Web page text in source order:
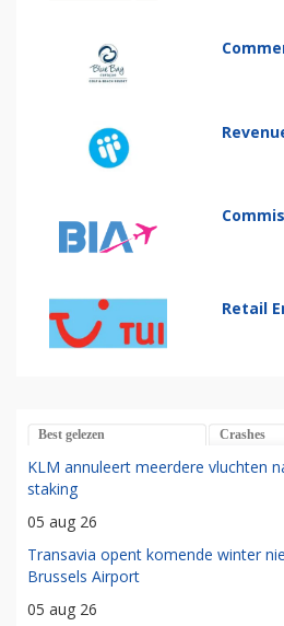
Retail
Best gelezen Crashes
KLM annuleert meerdere vluchten
staking
05 aug 26
Transavia opent komende winter
Brussels Airport
05 aug 26